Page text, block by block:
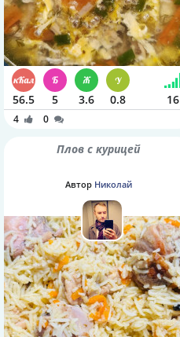
56.5 5 3.6 0.8 16
4 0
Плов с курицей
Автор Николай